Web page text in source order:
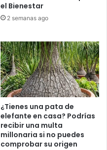
el Bienestar
2 semanas ago
¿Tienes una pata de
elefante en casa? Podrías
recibir una multa
millonaria si no puedes
comprobar su origen